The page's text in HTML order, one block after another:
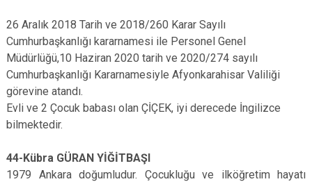
26 Aralık 2018 Tarih ve 2018/260 Karar Sayılı
Cumhurbaşkanlığı kararnamesi ile Personel Genel
Müdürlüğü,10 Haziran 2020 tarih ve 2020/274 sayılı
Cumhurbaşkanlığı Kararnamesiyle Afyonkarahisar Valiliği
görevine atandı.
Evli ve 2 Çocuk babası olan ÇİÇEK, iyi derecede İngilizce
bilmektedir.
44-Kübra GÜRAN YİĞİTBAŞI
1979 Ankara doğumludur. Çocukluğu ve ilköğretim hayatı